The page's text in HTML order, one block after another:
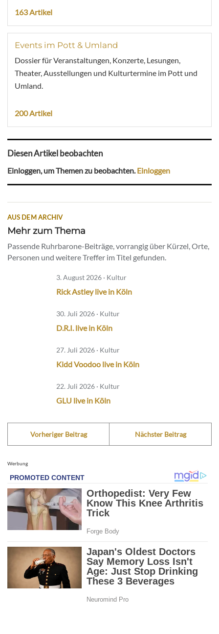
163 Artikel
Events im Pott & Umland
Dossier für Veranstaltungen, Konzerte, Lesungen,
Theater, Ausstellungen und Kulturtermine im Pott und
Umland.
200 Artikel
Diesen Artikel beobachten
Einloggen, um Themen zu beobachten.Einloggen
AUS DEM ARCHIV
Mehr zum Thema
Passende Ruhrbarone-Beiträge, vorrangig über Kürzel, Orte,
Personen und weitere Treffer im Titel gefunden.
3. August 2026 · Kultur
Rick Astley live in Köln
30. Juli 2026 · Kultur
D.R.I. live in Köln
27. Juli 2026 · Kultur
Kidd Voodoo live in Köln
22. Juli 2026 · Kultur
GLU live in Köln
Vorheriger Beitrag Nächster Beitrag
Werbung